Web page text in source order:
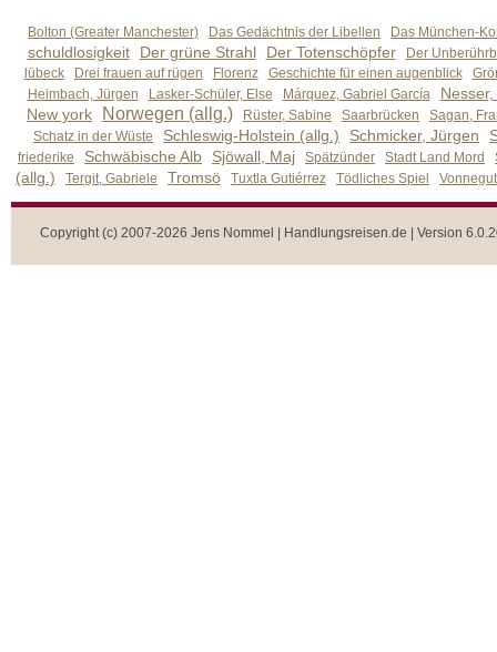
Bolton (Greater Manchester) Das Gedächtnis der Libellen Das München-
schuldlosigkeit Der grüne Strahl Der Totenschöpfer
Der
lübeck
Drei frauen auf rügen Florenz Geschichte für einen augenblick
Heimbach, Jürgen
Lasker-Schüler, Else Márquez, Gabriel García
New york
Norwegen (allg.) Rüster, Sabine Saarbrücken
Sagan,
Schatz in der Wüste
Schleswig-Holstein (allg.) Schmicker, Jürgen
friederike Schwäbische Alb Sjöwall, Maj Spätzünder Stadt Land Mord
(allg.) Tergit, Gabriele Tromsö Tuxtla Gutiérrez Tödliches Spiel
Copyright (c) 2007-2026 Jens Nommel | Handlungsreisen.de | Version